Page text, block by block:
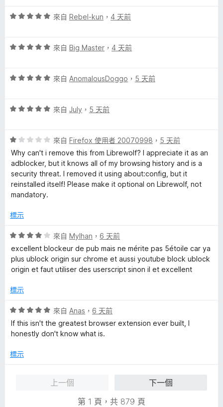
分
分
評
分
分
來自 Rebel-kun ， 4 天前
評
分
分
來自 Big Master ， 4 天前
評
分
分
5
分
來自 AnomalousDoggo ， 5 天前
評
分
，
滿
分
5
分
來自 July ， 5 天前
評
價
1
分
，
滿
5
來自 Firefox 使用者 20070998 ， 5 天前
Why can't i remove this from Librewolf? I appreciate it as an
adblocker, but it knows all of my browsing history and is a
security threat. I removed it using about:config, but it
reinstalled itself! Please make it optional on Librewolf, not
mandatory.
標示
評
價
4
分
滿
5
分
來自 Mylhan ， 6 天前
excellent blockeur de pub mais ne mérite pas 5étoile car ya
plus ublock origin sur chrome et aussi youtube block ublock
origin et faut utiliser des userscript sinon il et excellent
標示
評
價
5
，
來自 Anas ， 6 天前
If this isn't the greatest browser extension ever built, I
honestly don't know what is.
標示
上一個
下一個
第 1 頁，共 879 頁